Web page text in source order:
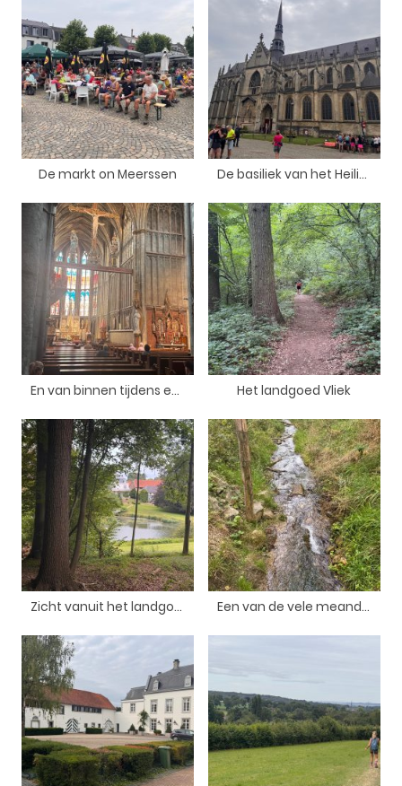
De markt on Meerssen De basiliek van het Heilig Sacrament in Meerssen
En van binnen tijdens een mis. Het landgoed Vliek
Zicht vanuit het landgoed Vliek Een van de vele meanderende beekjes